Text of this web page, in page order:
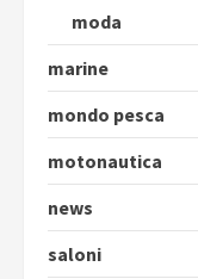
moda
marine
mondo pesca
motonautica
news
saloni